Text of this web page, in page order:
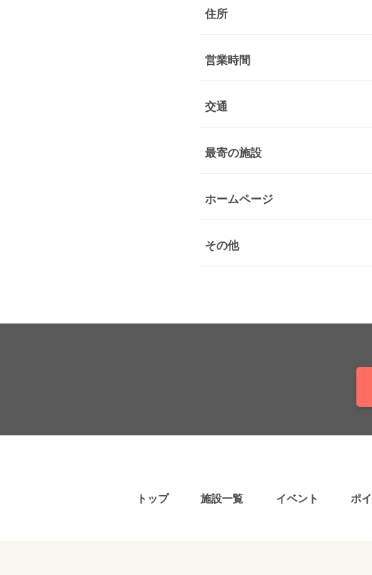
住所
営業時間
交通
最寄の施設
ホームページ
その他
トップ 施設一覧 イベント ポ